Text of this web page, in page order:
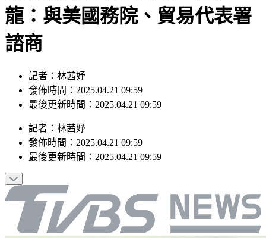
龍：與美國務院、貿易代表署
諮商
記者：林茜妤
發佈時間：2025.04.21 09:59
最後更新時間：2025.04.21 09:59
記者 ： 林茜妤
發佈時間： 2025.04.21 09:59
最後更新時間： 2025.04.21 09:59